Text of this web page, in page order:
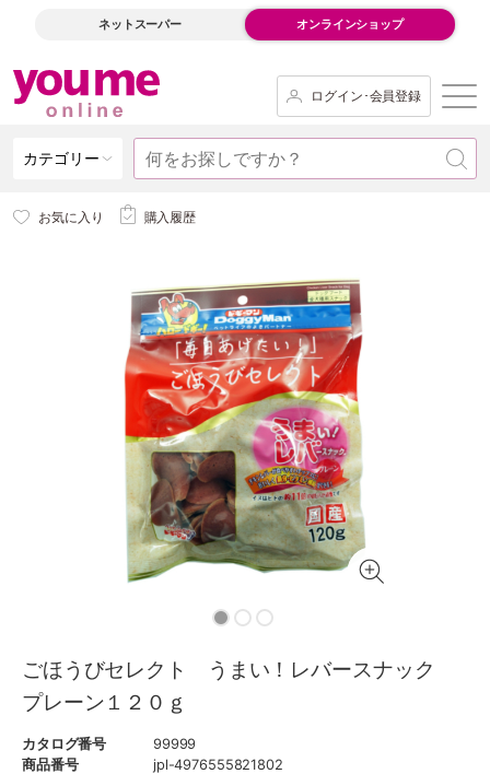
ネットスーパー オンラインショップ
ログイン･会員登録
カテゴリー
お気に入り 購入履歴
ごほうびセレクト うまい！レバースナック
プレーン１２０ｇ
カタログ番号
99999
商品番号
jpl-4976555821802